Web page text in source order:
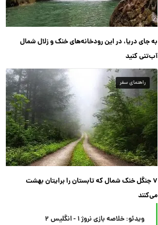
به جای دریا، در این رودخانه‌های خنک و زلال شمال
آب‌تنی کنید
راهنمای سفر
۷ جنگل خنک شمال که تابستان را برایتان بهشت
می‌کنند
ویدئو: خلاصه بازی نروژ ۱ - انگلیس ۲